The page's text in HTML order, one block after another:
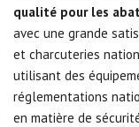
qualité pour les
avec une grande
et charcuteries
utilisant des
réglementations
en matière de